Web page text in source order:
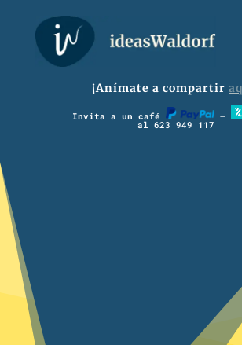
¡Anímate a compartir
Invita a un café –
al 623 949 117
~ 3º Música